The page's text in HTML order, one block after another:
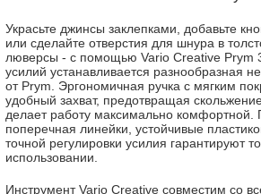
Украсьте джинсы заклепками, добавьте
или сделайте отверстия для шнура в
люверсы - с помощью Vario Creative Prym
усилий устанавливается разнообразная
от Prym. Эргономичная ручка с мягким
удобный захват, предотвращая
делает работу максимально комфортной.
поперечная линейки, устойчивые
точной регулировки усилия гарантируют
использовании.
Инструмент Vario Creative совместим со